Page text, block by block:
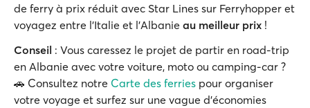
de ferry à prix réduit avec Star Lines sur Ferryhopper et
voyagez entre l'Italie et l'Albanie au meilleur prix !
Conseil : Vous caressez le projet de partir en road-trip
en Albanie avec votre voiture, moto ou camping-car ?
🚗 Consultez notre Carte des ferries pour organiser
votre voyage et surfez sur une vague d'économies